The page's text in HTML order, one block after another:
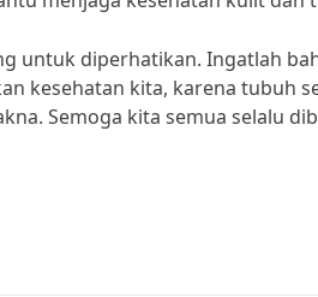
untuk diperhatikan. Ingatlah
kesehatan kita, karena tubuh
Semoga kita semua selalu